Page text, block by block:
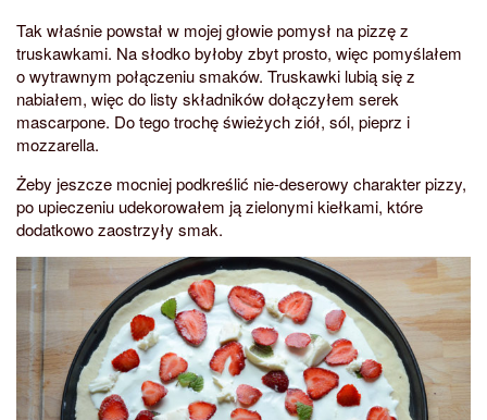
Tak właśnie powstał w mojej głowie pomysł na pizzę z
truskawkami. Na słodko byłoby zbyt prosto, więc pomyślałem
o wytrawnym połączeniu smaków. Truskawki lubią się z
nabiałem, więc do listy składników dołączyłem serek
mascarpone. Do tego trochę świeżych ziół, sól, pieprz i
mozzarella.
Żeby jeszcze mocniej podkreślić nie-deserowy charakter pizzy,
po upieczeniu udekorowałem ją zielonymi kiełkami, które
dodatkowo zaostrzyły smak.